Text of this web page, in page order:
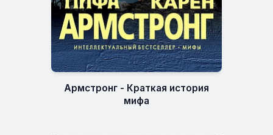
Армстронг - Краткая история
мифа